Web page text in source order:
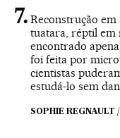
Reconstrução
tuatara, réptil em
encontrado
foi feita por
cientistas
estudá-lo sem
SOPHIE REGNAULT